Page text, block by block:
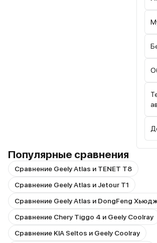
Популярные сравнения
Сравнение Geely Atlas и TENET T8
Сравнение Geely Atlas и Jetour T1
Сравнение Geely Atlas и DongFeng
Сравнение Chery Tiggo 4 и Geely Coolray
Сравнение KIA Seltos и Geely Coolray